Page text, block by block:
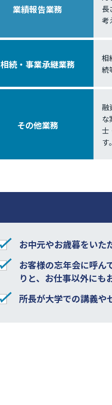
業績報告業務
長
考
相続・事業承継業務
相
続
その他業務
融
な
士
す。
お中元やお歳暮をいた
お客様の忘年会に呼ん
りと、お仕事以外にも
所長が大学での講義や